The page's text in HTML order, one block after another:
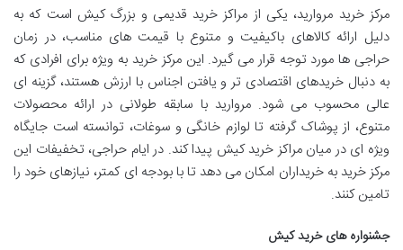
مرکز خرید مروارید، یکی از مراکز خرید قدیمی و بزرگ کیش است که به
دلیل ارائه کالاهای باکیفیت و متنوع با قیمت های مناسب، در زمان
حراجی ها مورد توجه قرار می گیرد. این مرکز خرید به ویژه برای افرادی که
به دنبال خریدهای اقتصادی تر و یافتن اجناس با ارزش هستند، گزینه ای
عالی محسوب می شود. مروارید با سابقه طولانی در ارائه محصولات
متنوع، از پوشاک گرفته تا لوازم خانگی و سوغات، توانسته است جایگاه
ویژه ای در میان مراکز خرید کیش پیدا کند. در ایام حراجی، تخفیفات این
مرکز خرید به خریداران امکان می دهد تا با بودجه ای کمتر، نیازهای خود را
تامین کنند.
جشنواره های خرید کیش